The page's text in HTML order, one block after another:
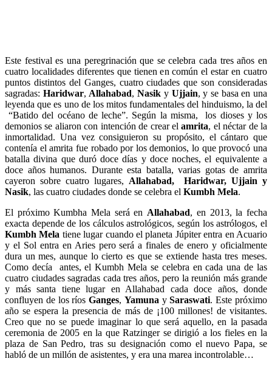
Este festival es una peregrinación que se celebra cada tres años en
cuatro localidades diferentes que tienen en común el estar en cuatro
puntos distintos del Ganges, cuatro ciudades que son consideradas
sagradas: Haridwar,Allahabad,Nasik y Ujjain, y se basa en una
leyenda que es uno de los mitos fundamentales del hinduismo, la del
“Batido del océano de leche”. Según la misma, los dioses y los
demonios se aliaron con intención de crear elamrita, el néctar de la
inmortalidad. Una vez consiguieron su propósito, el cántaro que
contenía el amrita fue robado por los demonios, lo que provocó una
batalla divina que duró doce días y doce noches, el equivalente a
doce años humanos. Durante esta batalla, varias gotas de amrita
cayeron sobre cuatro lugares, Allahabad, Haridwar, Ujjain y
Nasik, las cuatro ciudades donde se celebra el Kumbh Mela.
El próximo Kumbha Mela será enAllahabad, en 2013, la fecha
exacta depende de los cálculos astrológicos, según los astrólogos, el
Kumbh Mela tiene lugar cuando el planeta Júpiter entra en Acuario
y el Sol entra en Aries pero será a finales de enero y oficialmente
dura un mes, aunque lo cierto es que se extiende hasta tres meses.
Como decía antes, el Kumbh Mela se celebra en cada una de las
cuatro ciudades sagradas cada tres años, pero la reunión más grande
y más santa tiene lugar en Allahabad cada doce años, donde
confluyen de los ríosGanges, Yamuna ySaraswati. Este próximo
año se espera la presencia de más de ¡100 millones! de visitantes.
Creo que no se puede imaginar lo que será aquello, en la pasada
ceremonia de 2005 en la que Ratzinger se dirigió a los fieles en la
plaza de San Pedro, tras su designación como el nuevo Papa, se
habló de un millón de asistentes, y era una marea incontrolable…